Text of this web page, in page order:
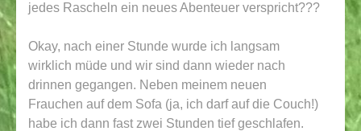
jedes Rascheln ein neues Abenteuer verspricht???
Okay, nach einer Stunde wurde ich langsam
wirklich müde und wir sind dann wieder nach
drinnen gegangen. Neben meinem neuen
Frauchen auf dem Sofa (ja, ich darf auf die Couch!)
habe ich dann fast zwei Stunden tief geschlafen.